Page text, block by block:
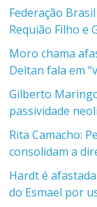
Federação
Requião Filho e
Moro chama
Deltan fala em
Gilberto
passividade
Rita Camacho:
consolidam a
Hardt é
do Esmael por